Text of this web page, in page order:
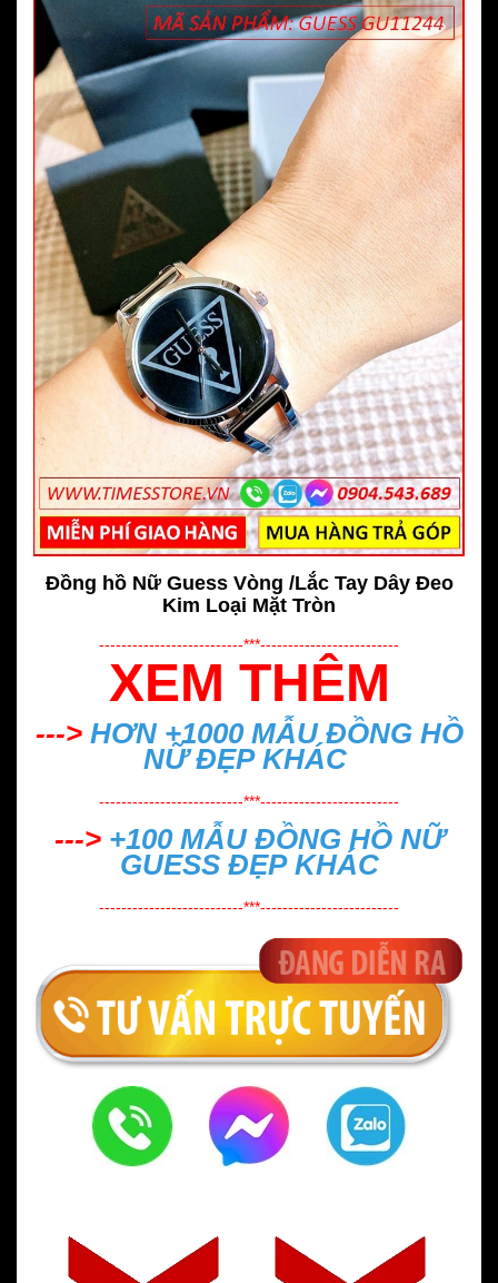
Đồng hồ Nữ Guess Vòng /Lắc Tay Dây Đeo
Kim Loại Mặt Tròn
--------------------------***-------------------------
XEM THÊM
--->HƠN +1000 MẪUĐỒNG HỒ
NỮ ĐẸPKHÁC
--------------------------***-------------------------
--->+100 MẪU ĐỒNG HỒ NỮ
GUESS ĐẸPKHÁC
--------------------------***-------------------------